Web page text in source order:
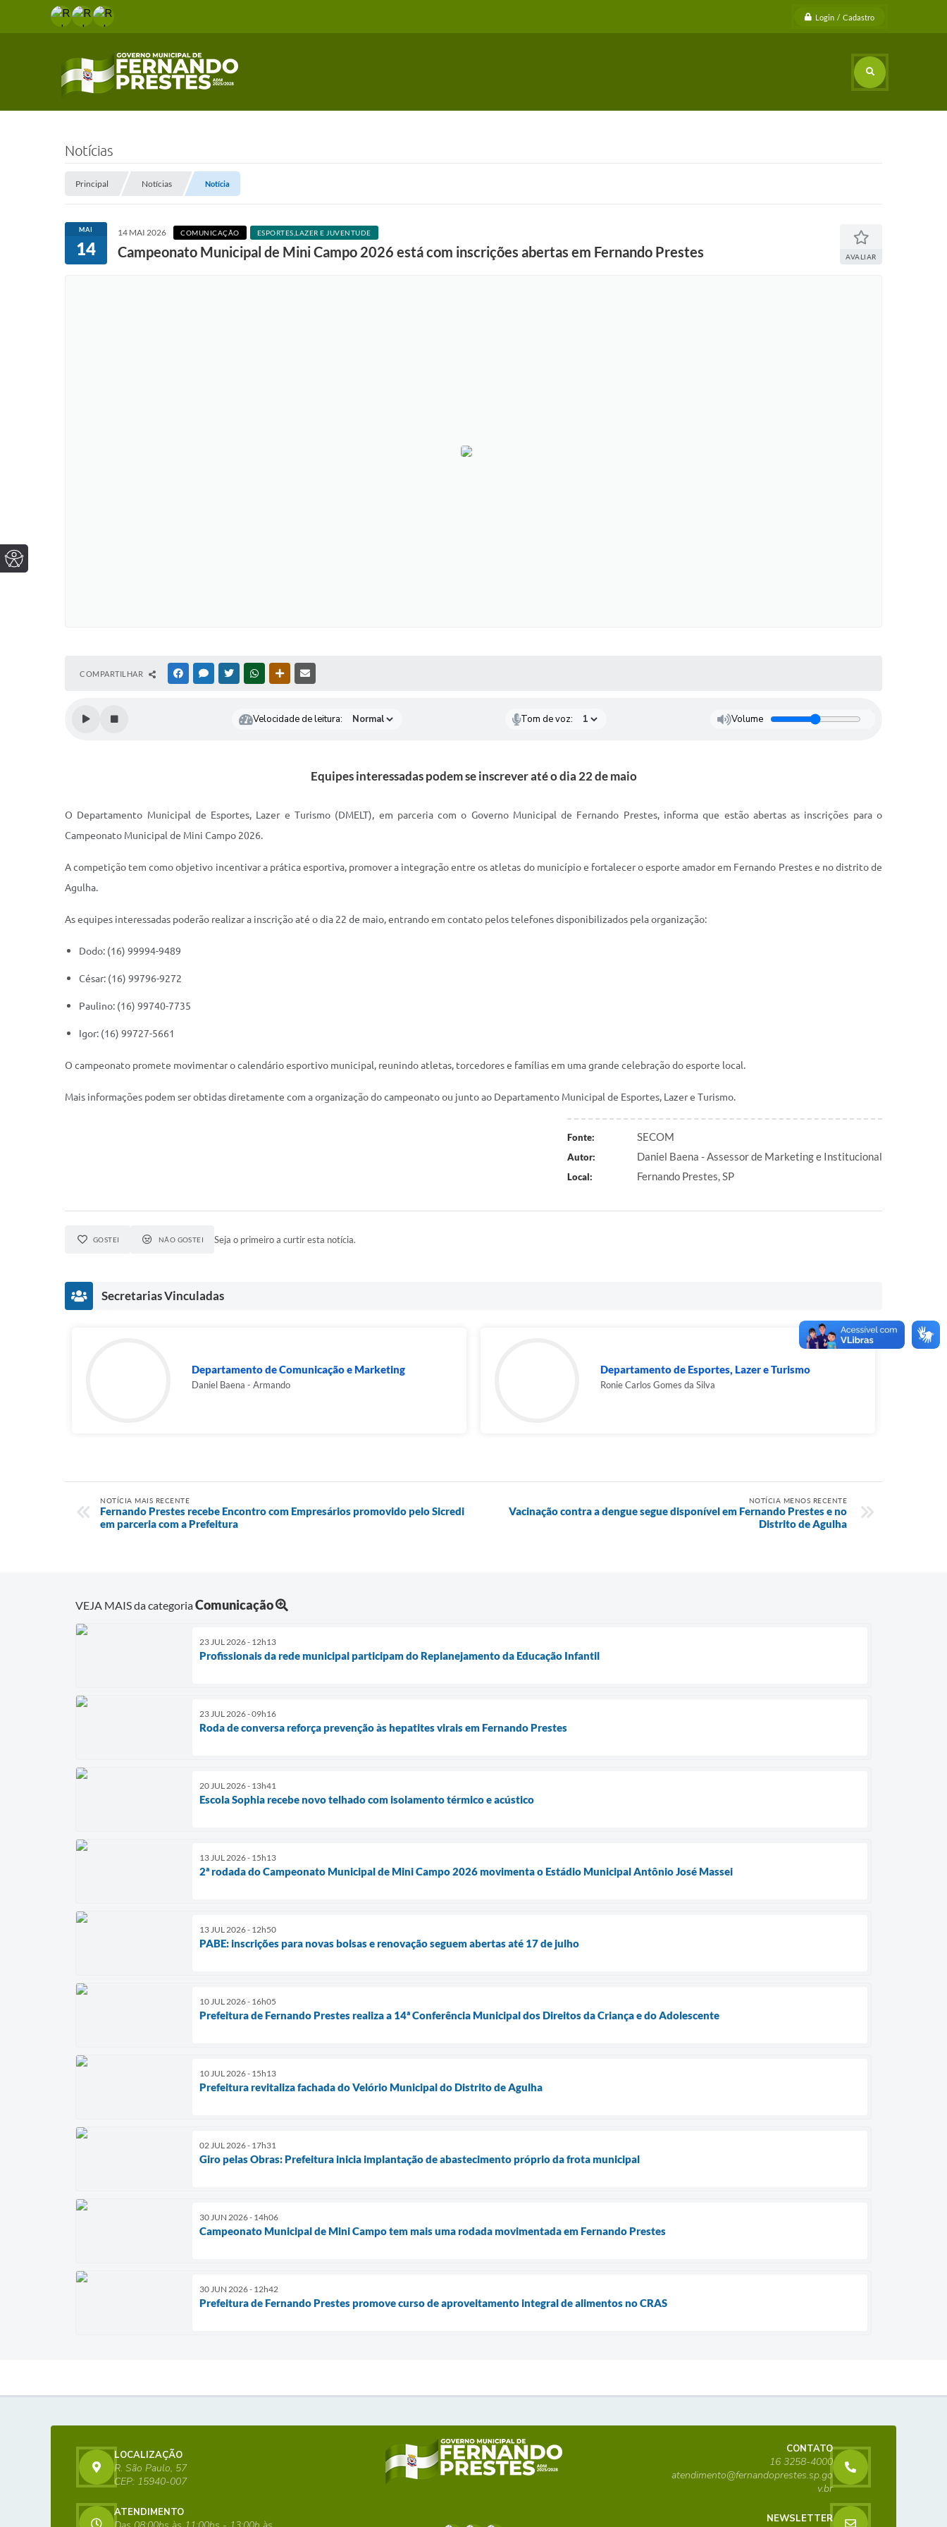
Login / Cadastro
Notícias
Principal Notícias Notícia
MAI
14
14 MAI 2026 COMUNICAÇÃO ESPORTES,LAZER E JUVENTUDE
Campeonato Municipal de Mini Campo 2026 está com inscrições abertas em Fernando Prestes AVALIAR
COMPARTILHAR FACEBOOKMESSENGER
TWITTERWHATSAPPOUTRAS MÍDIAS
Velocidade de leitura: Tom de voz: Volume
Equipes interessadas podem se inscrever até o dia 22 de maio
O Departamento Municipal de Esportes, Lazer e Turismo (DMELT), em parceria com o Governo Municipal de Fernando Prestes, informa que estão abertas as inscrições para o
Campeonato Municipal de Mini Campo 2026.
A competição tem como objetivo incentivar a prática esportiva, promover a integração entre os atletas do município e fortalecer o esporte amador em Fernando Prestes e no distrito de
Agulha.
As equipes interessadas poderão realizar a inscrição até o dia 22 de maio, entrando em contato pelos telefones disponibilizados pela organização:
Dodo: (16) 99994-9489
César: (16) 99796-9272
Paulino: (16) 99740-7735
Igor: (16) 99727-5661
O campeonato promete movimentar o calendário esportivo municipal, reunindo atletas, torcedores e famílias em uma grande celebração do esporte local.
Mais informações podem ser obtidas diretamente com a organização do campeonato ou junto ao Departamento Municipal de Esportes, Lazer e Turismo.
Fonte: SECOM
Autor: Daniel Baena - Assessor de Marketing e Institucional
Local: Fernando Prestes, SP
GOSTEI NÃO GOSTEI Seja o primeiro a curtir esta notícia.
Secretarias Vinculadas
Departamento de Comunicação e Marketing
Daniel Baena - Armando
Departamento de Esportes, Lazer e Turismo
Ronie Carlos Gomes da Silva
NOTÍCIA MAIS RECENTE
Fernando Prestes recebe Encontro com Empresários promovido pelo Sicredi
em parceria com a Prefeitura
NOTÍCIA MENOS RECENTE
Vacinação contra a dengue segue disponível em Fernando Prestes e no
Distrito de Agulha
VEJA MAIS da categoriaComunicação
23 JUL 2026 - 12h13
Profissionais da rede municipal participam do Replanejamento da Educação Infantil
23 JUL 2026 - 09h16
Roda de conversa reforça prevenção às hepatites virais em Fernando Prestes
20 JUL 2026 - 13h41
Escola Sophia recebe novo telhado com isolamento térmico e acústico
13 JUL 2026 - 15h13
2ª rodada do Campeonato Municipal de Mini Campo 2026 movimenta o Estádio Municipal Antônio José Massei
13 JUL 2026 - 12h50
PABE: inscrições para novas bolsas e renovação seguem abertas até 17 de julho
10 JUL 2026 - 16h05
Prefeitura de Fernando Prestes realiza a 14ª Conferência Municipal dos Direitos da Criança e do Adolescente
10 JUL 2026 - 15h13
Prefeitura revitaliza fachada do Velório Municipal do Distrito de Agulha
02 JUL 2026 - 17h31
Giro pelas Obras: Prefeitura inicia implantação de abastecimento próprio da frota municipal
30 JUN 2026 - 14h06
Campeonato Municipal de Mini Campo tem mais uma rodada movimentada em Fernando Prestes
30 JUN 2026 - 12h42
Prefeitura de Fernando Prestes promove curso de aproveitamento integral de alimentos no CRAS
LOCALIZAÇÃO
R. São Paulo, 57
CEP: 15940-007
CONTATO
16 3258-4000
atendimento@fernandoprestes.sp.go
v.br
ATENDIMENTO
NEWSLETTER